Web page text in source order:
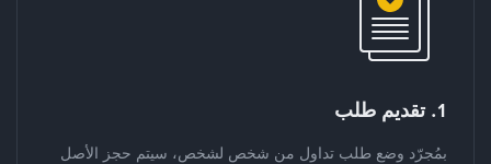
1. تقديم طلب
بمُجرّد وضع طلب تداول من شخص لشخص، سيتم حجز الأصل